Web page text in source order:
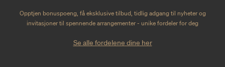
Opptjen bonuspoeng, få eksklusive tilbud, tidlig adgang til nyheter og
invitasjoner til spennende arrangementer - unike fordeler for deg
Se alle fordelene dine her